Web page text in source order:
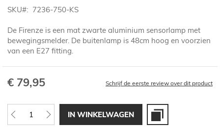
begin
de
afbeeldingen-
gallerij
SKU 7236-750-KS
De Firenze is een mat zwarte aluminium sensorlamp met
bewegingsmelder. De buitenlamp is 48cm hoog en voorzien
van een E27 fitting.
€ 79,95 Schrijf de eerste review over dit product
IN WINKELWAGEN